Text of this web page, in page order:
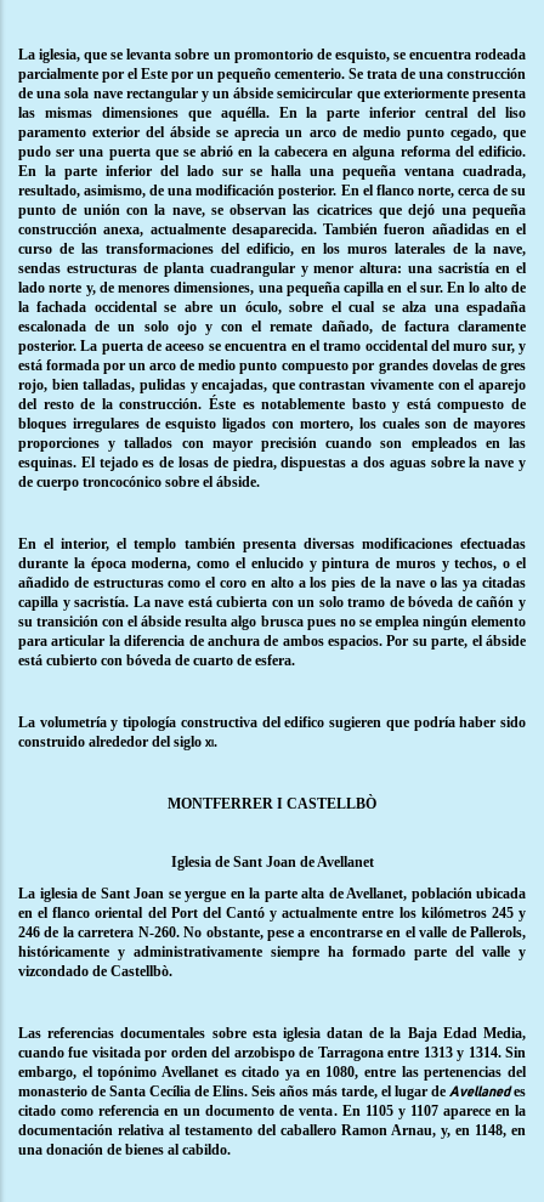
La iglesia, que se levanta sobre un promontorio de esquisto, se encuentra rodeada
parcialmente por el Este por un pequeño cementerio. Se trata de una construcción
de una sola nave rectangular y un ábside semicircular que exteriormente presenta
las mismas dimensiones que aquélla. En la parte inferior central del liso
paramento exterior del ábside se aprecia un arco de medio punto cegado, que
pudo ser una puerta que se abrió en la cabecera en alguna reforma del edificio.
En la parte inferior del lado sur se halla una pequeña ventana cuadrada,
resultado, asimismo, de una modificación posterior. En el flanco norte, cerca de su
punto de unión con la nave, se observan las cicatrices que dejó una pequeña
construcción anexa, actualmente desaparecida. También fueron añadidas en el
curso de las transformaciones del edificio, en los muros laterales de la nave,
sendas estructuras de planta cuadrangular y menor altura: una sacristía en el
lado norte y, de menores dimensiones, una pequeña capilla en el sur. En lo alto de
la fachada occidental se abre un óculo, sobre el cual se alza una espadaña
escalonada de un solo ojo y con el remate dañado, de factura claramente
posterior. La puerta de aceeso se encuentra en el tramo occidental del muro sur, y
está formada por un arco de medio punto compuesto por grandes dovelas de gres
rojo, bien talladas, pulidas y encajadas, que contrastan vivamente con el aparejo
del resto de la construcción. Éste es notablemente basto y está compuesto de
bloques irregulares de esquisto ligados con mortero, los cuales son de mayores
proporciones y tallados con mayor precisión cuando son empleados en las
esquinas. El tejado es de losas de piedra, dispuestas a dos aguas sobre la nave y
de cuerpo troncocónico sobre el ábside.
En el interior, el templo también presenta diversas modificaciones efectuadas
durante la época moderna, como el enlucido y pintura de muros y techos, o el
añadido de estructuras como el coro en alto a los pies de la nave o las ya citadas
capilla y sacristía. La nave está cubierta con un solo tramo de bóveda de cañón y
su transición con el ábside resulta algo brusca pues no se emplea ningún elemento
para articular la diferencia de anchura de ambos espacios. Por su parte, el ábside
está cubierto con bóveda de cuarto de esfera.
La volumetría y tipología constructiva del edifico sugieren que podría haber sido
construido alrededor del siglo xi.
MONTFERRER I CASTELLBÒ
Iglesia de Sant Joan de Avellanet
La iglesia de Sant Joan se yergue en la parte alta de Avellanet, población ubicada
en el flanco oriental del Port del Cantó y actualmente entre los kilómetros 245 y
246 de la carretera N-260. No obstante, pese a encontrarse en el valle de Pallerols,
históricamente y administrativamente siempre ha formado parte del valle y
vizcondado de Castellbò.
Las referencias documentales sobre esta iglesia datan de la Baja Edad Media,
cuando fue visitada por orden del arzobispo de Tarragona entre 1313 y 1314. Sin
embargo, el topónimo Avellanet es citado ya en 1080, entre las pertenencias del
monasterio de Santa Cecília de Elins. Seis años más tarde, el lugar de Avellanedes
citado como referencia en un documento de venta. En 1105 y 1107 aparece en la
documentación relativa al testamento del caballero Ramon Arnau, y, en 1148, en
una donación de bienes al cabildo.